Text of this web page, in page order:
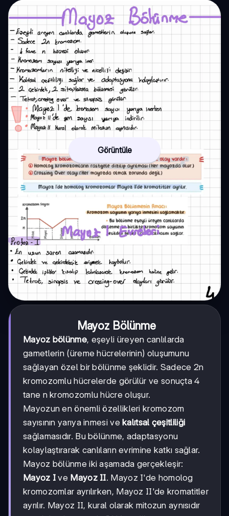
Görüntüle
Mayoz Bölünme
Mayoz bölünme, eşeyli üreyen canlılarda
gametlerin (üreme hücrelerinin) oluşumunu
sağlayan özel bir bölünme şeklidir. Sadece 2n
kromozomlu hücrelerde görülür ve sonuçta 4
tane n kromozomlu hücre oluşur.
Mayozun en önemli özellikleri kromozom
sayısının yarıya inmesi ve kalıtsal çeşitliliği
sağlamasıdır. Bu bölünme, adaptasyonu
kolaylaştırarak canlıların evrimine katkı sağlar.
Mayoz bölünme iki aşamada gerçekleşir:
Mayoz I ve Mayoz II. Mayoz I'de homolog
kromozomlar ayrılırken, Mayoz II'de kromatitler
ayrılır. Mayoz II, kural olarak mitozun aynısıdır